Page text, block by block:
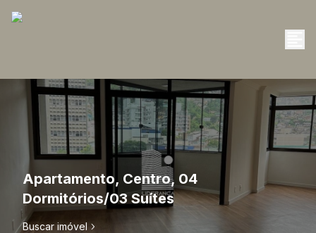
Apartamento, Centro, 04
Dormitórios/03 Suítes
Buscar imóvel